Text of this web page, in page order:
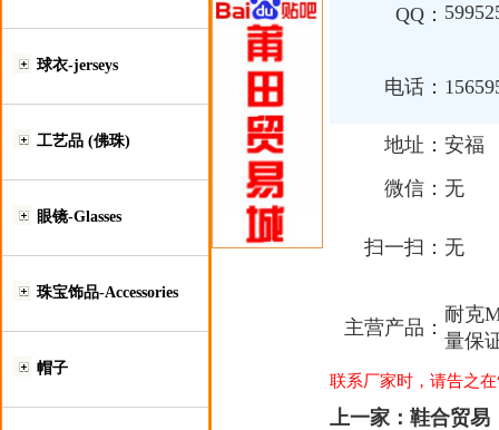
球衣-jerseys
工艺品 (佛珠)
眼镜-Glasses
珠宝饰品-Accessories
帽子
QQ：
电话：
地址： 安福
微信： 无
扫一扫： 无
主营产品：
耐克
量保
联系厂家时，请告之
上一家： 鞋合贸易